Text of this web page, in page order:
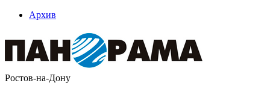
Архив
Ростов-на-Дону